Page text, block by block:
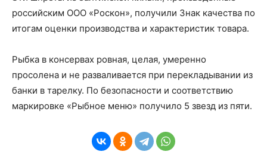
российским ООО «Роскон», получили Знак качества по
итогам оценки производства и характеристик товара.
Рыбка в консервах ровная, целая, умеренно
просолена и не разваливается при перекладывании из
банки в тарелку. По безопасности и соответствию
маркировке «Рыбное меню» получило 5 звезд из пяти.